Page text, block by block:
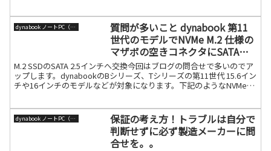
dynabook ノートPC（旧東芝）
質問が多いこと dynabook 第11
世代のモデルでNVMe M.2 仕様の
マザボの空きコネクタにSATAの
2.5インチSSDをつけてみた
M.2 SSDのSATA 2.5インチへ交換今回はブログの問合せで多いのでア
ップします。dynabookのBシリーズ、Tシリーズの第11世代 15.6イン
チや16インチのモデルなどが対象になります。下記のようなNVMe用
dynabook ノートPC（旧東芝）
保証の考え方！トラブルは自分で
判断せずに必ず製造メーカーに問
合せを。。